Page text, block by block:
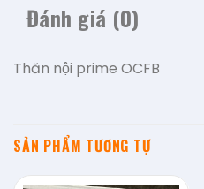
Đánh giá (0)
Thăn nội prime OCFB
SẢN PHẨM TƯƠNG TỰ